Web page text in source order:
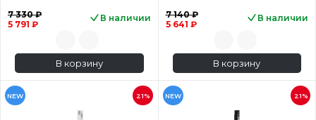
7 330 ₽
5 791 ₽
В наличии
В корзину
7 140 ₽
5 641 ₽
В наличии
В корзину
NEW 21% NEW 21%